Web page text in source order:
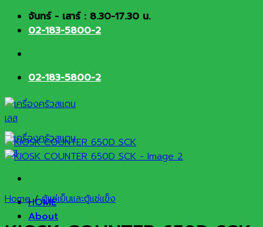
Skip จันทร์ - เสาร์ : 8.30-17.30 น.
02-183-5800-2
02-183-5800-2
HOME
About
Home / ตู้แช่เย็นและตู้แช่แข็ง